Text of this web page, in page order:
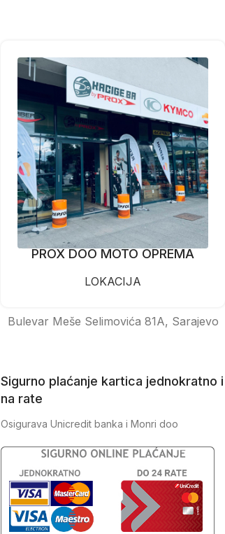
PROX DOO MOTO OPREMA
LOKACIJA
Bulevar Meše Selimovića 81A, Sarajevo
Sigurno plaćanje kartica jednokratno i
na rate
Osigurava Unicredit banka i Monri doo